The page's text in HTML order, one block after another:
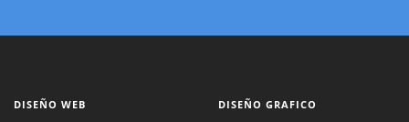
DISEÑO WEB DISEÑO GRAFICO